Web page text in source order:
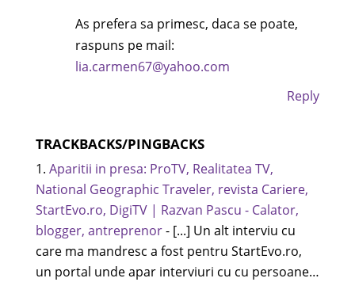
As prefera sa primesc, daca se poate,
raspuns pe mail:
lia.carmen67@yahoo.com
Reply
TRACKBACKS/PINGBACKS
Aparitii in presa: ProTV, Realitatea TV,
National Geographic Traveler, revista Cariere,
StartEvo.ro, DigiTV | Razvan Pascu - Calator,
blogger, antreprenor- [...] Un alt interviu cu
care ma mandresc a fost pentru StartEvo.ro,
un portal unde apar interviuri cu cu persoane…